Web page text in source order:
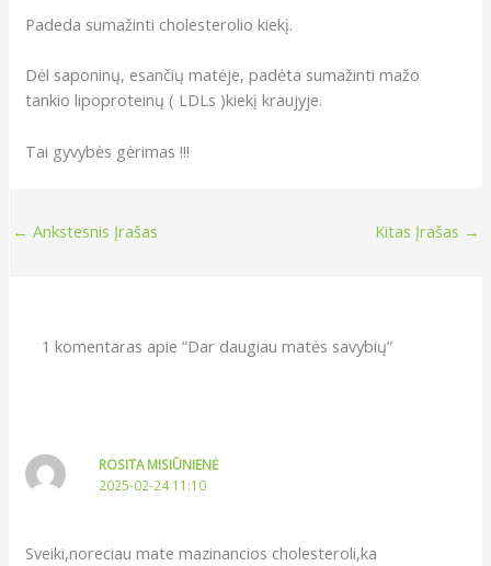
Padeda sumažinti cholesterolio kiekį.
Dėl saponinų, esančių matėje, padėta sumažinti mažo
tankio lipoproteinų ( LDLs )kiekį kraujyje.
Tai gyvybės gėrimas !!!
← Ankstesnis Įrašas Kitas Įrašas →
1 komentaras apie “Dar daugiau matės savybių”
ROSITA MISIŪNIENĖ
2025-02-24 11:10
Sveiki,noreciau mate mazinancios cholesteroli,ka